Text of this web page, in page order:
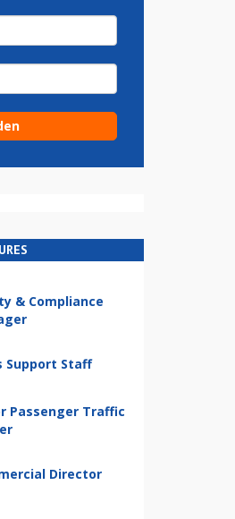
& Compliance
Support Staff
Passenger Traffic
Director